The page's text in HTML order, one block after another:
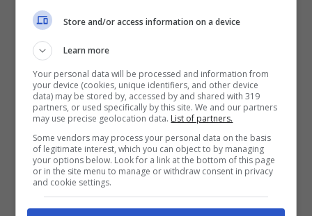
Attualità
Vite al limite, la storia
più bella e di maggior
successo: ora il paziente
è un padre felice
Store and/or access information on a device
Learn more
Your personal data will be processed and information from
your device (cookies, unique identifiers, and other device
data) may be stored by, accessed by and shared with 319
partners, or used specifically by this site. We and our partners
may use precise geolocation data. List of partners.
Some vendors may process your personal data on the basis
of legitimate interest, which you can object to by managing
your options below. Look for a link at the bottom of this page
or in the site menu to manage or withdraw consent in privacy
and cookie settings.